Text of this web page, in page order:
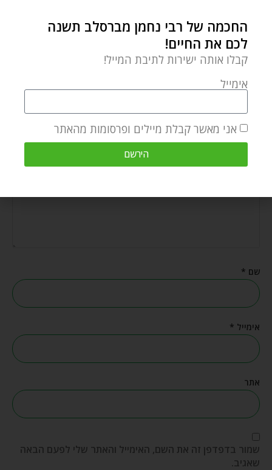
המסר מספר 1 שלמדתי בחופשה
הוספת תגובה
התגובה שלך*
שם *
אימייל *
אתר
שמור בדפדפן זה את השם, האימייל והאתר שלי לפעם הבאה
שאגיב.
החכמה של רבי נחמן מברסלב תשנה
לכם את החיים!
קבלו אותה ישירות לתיבת המייל!
אימייל
אני מאשר קבלת מיילים ופרסומות מהאתר
הירשם